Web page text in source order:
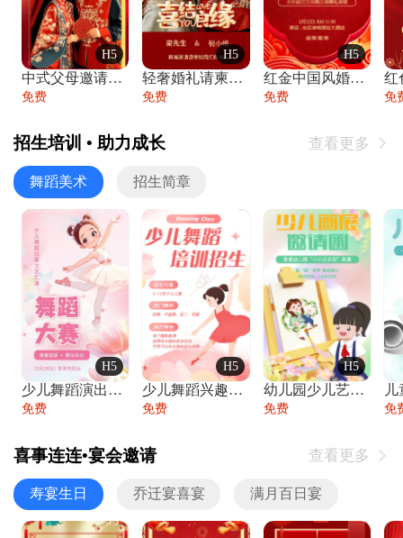
H5
中式父母邀请函婚礼结婚请柬请贴父母邀请方
免费
H5
轻奢婚礼请柬婚礼邀请函结婚照请帖
免费
H5
红金中国风婚礼请柬出阁喜宴嫁女请帖出阁宴
免费 免
招生培训 • 助力成长 查看更多 
舞蹈美术 招生简章
H5
少儿舞蹈演出舞蹈比赛跳舞大赛文艺汇演活动
免费
H5
少儿舞蹈兴趣班艺术培训学校招生宣传
免费
H5
幼儿园少儿艺术展览绘画展摄影作品展美术展
免费 免
喜事连连•宴会邀请 查看更多 
寿宴生日 乔迁宴喜宴 满月百日宴